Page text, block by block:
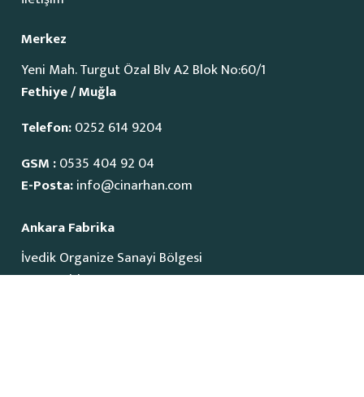
Merkez
Yeni Mah. Turgut Özal Blv A2 Blok No:60/1
Fethiye / Muğla
Telefon:0252 614 9204
GSM :0535 404 92 04
E-Posta:info@cinarhan.com
Ankara Fabrika
İvedik Organize Sanayi Bölgesi
1515 Cadde No:23